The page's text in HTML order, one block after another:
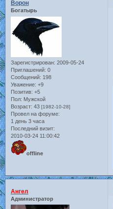
Ворон
Богатырь
Зарегистрирован: 2009-05-24
Приглашений: 0
Сообщений: 198
Уважение: +9
Позитив: +5
Пол: Мужской
Возраст: 43 [1982-10-28]
Провел на форуме:
1 день 3 часа
Последний визит:
2010-03-24 11:00:42
offline
Ангел
Администратор